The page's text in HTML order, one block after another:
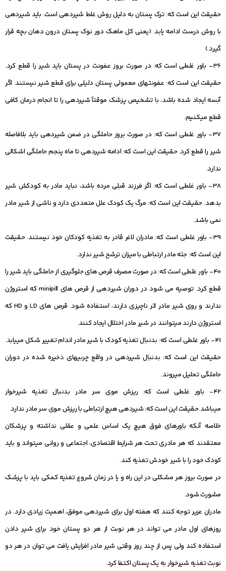
حقیقت این است که: ترک پستان به دلیل روش غلط شیردهی است. باید شیردهی
با روش درست ادامه یابد. (یعنی کل ماهک دور نوک پستان درون دهان بچه قرار
گیرد.)
36- باور غلطی است که: در صورت بروز عفونت در پستان باید شیر را قطع کرد.
حقیقت این است که: عفونت‏های معمولی پستان دلیلی برای قطع شیر نیستند. اگر
آبسه ایجاد شده باشد، با تشخیص پزشک موقتاً شیردهی را تا انجام درمان کافی
قطع می‏کنیم.
37- باور غلطی است که: در صورت بروز حاملگی در ضمن شیردهی باید بلافاصله
شیر را قطع کرد. حقیقت این است که: ادامه شیردهی تا ماه پنجم حاملگی اشکالی
ندارد.
38- باور غلطی است که: اگر فرزند قبلی مرده باشد، نباید مادر به کودکش شیر
بدهد. حقیقت این است که: مرگ یک کودک علل متعددی دارد و ناشی از شیر مادر
نمی‏ باشد.
39- باور غلطی است که: مادران لاغر قادر به تغذیه کودکان خود نیستند. حقیقت
این است که: جثه مادر ارتباطی با میزان ترشح شیر ندارد.
40- باور غلطی است که: در صورت مصرف قرص‏ های جلوگیری از حاملگی باید شیر را
قطع کرد. توصیه می‏ شود در دوران شیردهی از قرص های minipill که استروژن
ندارند و روی شیر مادر اثر ناچیزی دارند، استفاده شود. قرص ‏های LD و
HD که
استروژن دارند می‏توانند در شیر مادر اختلال ایجاد کنند.
41- باور غلطی است که: بدنبال تغذیه کودک با شیر مادر اندام تغییر شکل می‏یابد.
حقیقت این است که: بدنبال شیردهی در واقع چربی‏های ذخیره شده در دوران
حاملگی تحلیل می‏روند.
42- باور غلطی است که: ریزش موی سر مادر بدنبال تغذیه شیرخوار
می‏باشد.حقیقت این است که: شیردهی هیچ ارتباطی با ریزش موی سر مادر ندارد.
خلاصه آنکه باورهای فوق هیچ یک اساس علمی و عقلی نداشته و پزشکان
معتقدند که هر مادری تحت هر شرایط اقتصادی، اجتماعی و روانی می‏تواند و باید
کودک خود را با شیر خودش تغذیه کند.
در صورت بروز هر مشکلی در این راه و یا در زمان شروع تغذیه کمکی باید با پزشک
مشورت شود.
مادران عزیر توجه کنند که هفته اول برای شیردهی موفق، اهمیت زیادی دارد. در
روزهای اول مادر می‏ تواند در هر نوبت از هر دو پستان خود برای شیر دادن
استفاده کند ولی پس از چند روز وقتی شیر مادر افزایش یافت می توان در هر دو
نوبت تغذیه شیرخوار به یک پستان اکتفا کرد.